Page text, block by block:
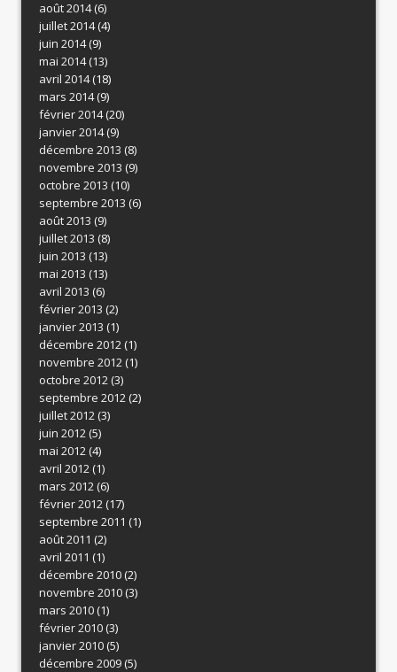
août 2014(6)
juillet 2014(4)
juin 2014(9)
mai 2014(13)
avril 2014(18)
mars 2014(9)
février 2014(20)
janvier 2014(9)
décembre 2013 (8)
novembre 2013 (9)
octobre 2013 (10)
septembre 2013 (6)
août 2013 (9)
juillet 2013 (8)
juin 2013 (13)
mai 2013 (13)
avril 2013 (6)
février 2013 (2)
janvier 2013 (1)
décembre 2012(1)
novembre 2012(1)
octobre 2012(3)
septembre 2012(2)
juillet 2012(3)
juin 2012(5)
mai 2012(4)
avril 2012(1)
mars 2012(6)
février 2012(17)
septembre 2011 (1)
août 2011 (2)
avril 2011 (1)
décembre 2010(2)
novembre 2010(3)
mars 2010(1)
février 2010(3)
janvier 2010(5)
décembre 2009(5)